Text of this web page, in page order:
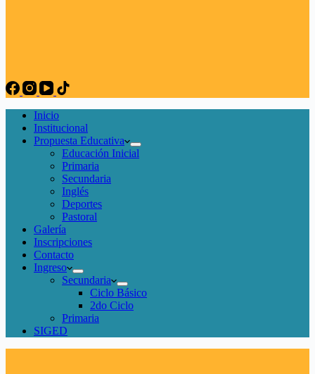
Inicio
Institucional
Propuesta Educativa
Educación Inicial
Primaria
Secundaria
Inglés
Deportes
Pastoral
Galería
Inscripciones
Contacto
Ingreso
Secundaria
Ciclo Básico
2do Ciclo
Primaria
SIGED